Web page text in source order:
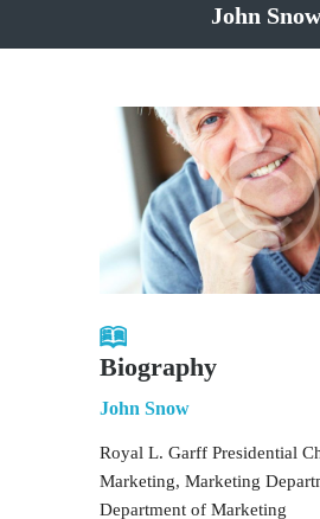
John Snow
Biography
John Snow
Royal L. Garff Presidential
Marketing, Marketing
Department of Marketing